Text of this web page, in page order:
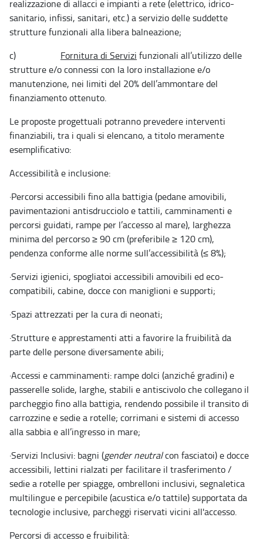
realizzazione di allacci e impianti a rete (elettrico, idrico-
sanitario, infissi, sanitari, etc.) a servizio delle suddette
strutture funzionali alla libera balneazione;
c) Fornitura di Servizi funzionali all’utilizzo delle
strutture e/o connessi con la loro installazione e/o
manutenzione, nei limiti del 20% dell’ammontare del
finanziamento ottenuto.
Le proposte progettuali potranno prevedere interventi
finanziabili, tra i quali si elencano, a titolo meramente
esemplificativo:
Accessibilità e inclusione:
·Percorsi accessibili fino alla battigia (pedane amovibili,
pavimentazioni antisdrucciolo e tattili, camminamenti e
percorsi guidati, rampe per l’accesso al mare), larghezza
minima del percorso ≥ 90 cm (preferibile ≥ 120 cm),
pendenza conforme alle norme sull’accessibilità (≤ 8%);
·Servizi igienici, spogliatoi accessibili amovibili ed eco-
compatibili, cabine, docce con maniglioni e supporti;
·Spazi attrezzati per la cura di neonati;
·Strutture e apprestamenti atti a favorire la fruibilità da
parte delle persone diversamente abili;
·Accessi e camminamenti: rampe dolci (anziché gradini) e
passerelle solide, larghe, stabili e antiscivolo che collegano il
parcheggio fino alla battigia, rendendo possibile il transito di
carrozzine e sedie a rotelle; corrimani e sistemi di accesso
alla sabbia e all’ingresso in mare;
·Servizi Inclusivi: bagni (gender neutralcon fasciatoi) e docce
accessibili, lettini rialzati per facilitare il trasferimento /
sedie a rotelle per spiagge, ombrelloni inclusivi, segnaletica
multilingue e percepibile (acustica e/o tattile) supportata da
tecnologie inclusive, parcheggi riservati vicini all'accesso.
Percorsi di accesso e fruibilità: